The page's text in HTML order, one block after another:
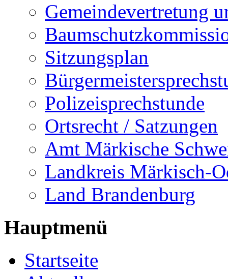
Gemeindevertretung
Sitzungsplan
Polizeisprechstunde
Ortsrecht / Satzungen
Amt Märkische
Landkreis Märkisch-
Land Brandenburg
Hauptmenü
Startseite